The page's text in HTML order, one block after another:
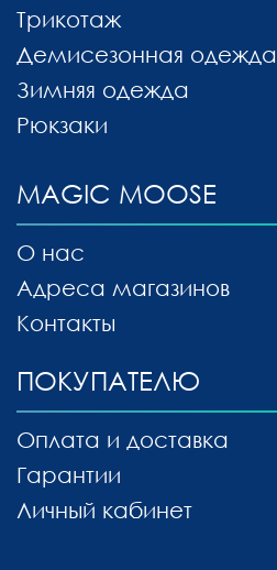
MAGIC MOOSE
О нас
Адреса магазинов
Контакты
Трикотаж
Демисезонная одежда
Зимняя одежда
Рюкзаки
ПОКУПАТЕЛЮ
Оплата и доставка
Гарантии
Личный кабинет